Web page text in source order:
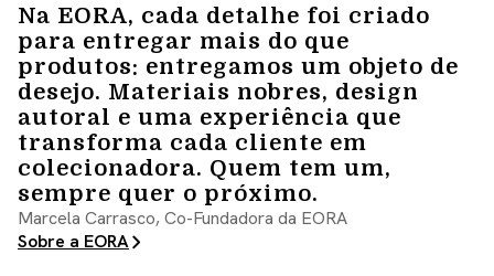
Na EORA, cada detalhe foi criado
para entregar mais do que
produtos: entregamos um objeto de
desejo. Materiais nobres, design
autoral e uma experiência que
transforma cada cliente em
colecionadora. Quem tem um,
sempre quer o próximo.
Marcela Carrasco, Co-Fundadora da EORA
Sobre a EORA